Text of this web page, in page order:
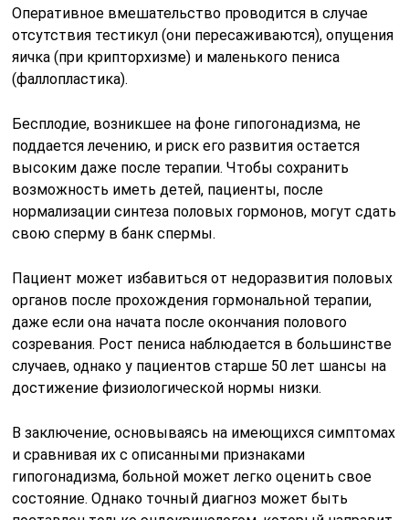
Оперативное вмешательство проводится в случае
отсутствия тестикул (они пересаживаются), опущения
яичка (при крипторхизме) и маленького пениса
(фаллопластика).
Бесплодие, возникшее на фоне гипогонадизма, не
поддается лечению, и риск его развития остается
высоким даже после терапии. Чтобы сохранить
возможность иметь детей, пациенты, после
нормализации синтеза половых гормонов, могут сдать
свою сперму в банк спермы.
Пациент может избавиться от недоразвития половых
органов после прохождения гормональной терапии,
даже если она начата после окончания полового
созревания. Рост пениса наблюдается в большинстве
случаев, однако у пациентов старше 50 лет шансы на
достижение физиологической нормы низки.
В заключение, основываясь на имеющихся симптомах
и сравнивая их с описанными признаками
гипогонадизма, больной может легко оценить свое
состояние. Однако точный диагноз может быть